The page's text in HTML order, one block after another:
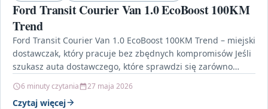
Ford Transit Courier Van 1.0 EcoBoost 100KM
Trend
Ford Transit Courier Van 1.0 EcoBoost 100KM Trend – miejski
dostawczak, który pracuje bez zbędnych kompromisów Jeśli
szukasz auta dostawczego, które sprawdzi się zarówno…
6 minuty czytania 27 maja 2026
Czytaj więcej